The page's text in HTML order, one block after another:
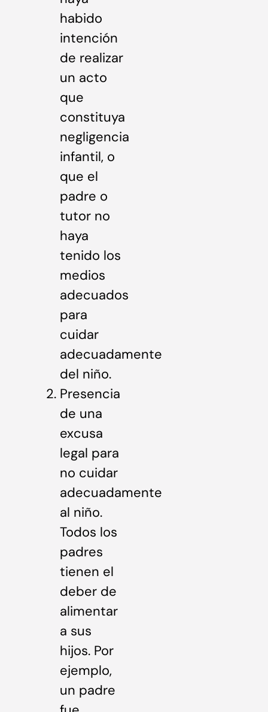
habido
intención
de realizar
un acto
que
constituya
negligencia
infantil, o
que el
padre o
tutor no
haya
tenido los
medios
adecuados
para
cuidar
adecuadamente
del niño.
Presencia
de una
excusa
legal para
no cuidar
adecuadamente
al niño.
Todos los
padres
tienen el
deber de
alimentar
a sus
hijos. Por
ejemplo,
un padre